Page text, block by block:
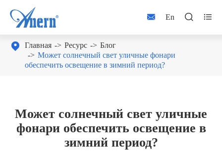
 En  
 Главная Ресурс
Блог
Может солнечный свет уличные фонари
обеспечить освещение в зимний период?
Может солнечный свет уличные
фонари обеспечить освещение в
зимний период?